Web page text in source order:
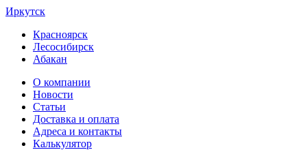
Иркутск
Красноярск
Лесосибирск
Абакан
О компании
Новости
Статьи
Доставка и оплата
Адреса и контакты
Калькулятор